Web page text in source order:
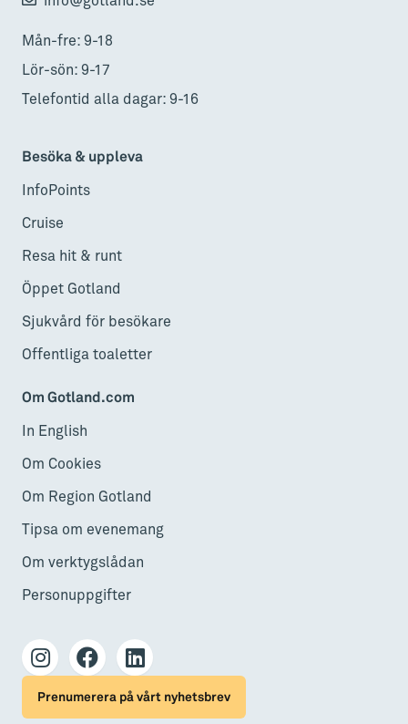
Mån-fre: 9-18
Lör-sön: 9-17
Telefontid alla dagar: 9-16
Besöka & uppleva
InfoPoints
Cruise
Resa hit & runt
Öppet Gotland
Sjukvård för besökare
Offentliga toaletter
Om Gotland.com
In English
Om Cookies
Om Region Gotland
Tipsa om evenemang
Om verktygslådan
Personuppgifter
Prenumerera på vårt nyhetsbrev